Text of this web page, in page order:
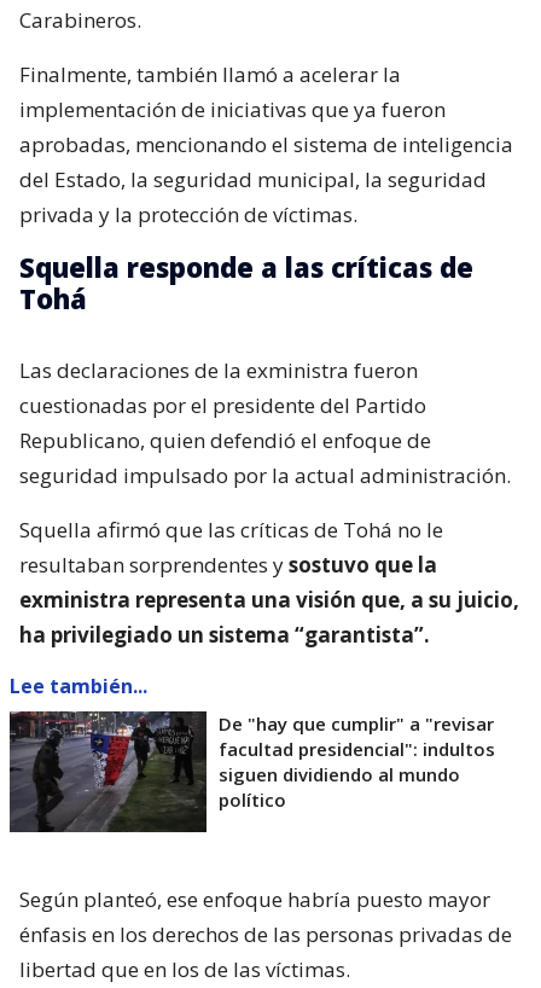
Carabineros.
Finalmente, también llamó a acelerar la
implementación de iniciativas que ya fueron
aprobadas, mencionando el sistema de inteligencia
del Estado, la seguridad municipal, la seguridad
privada y la protección de víctimas.
Squella responde a las críticas de
Tohá
Las declaraciones de la exministra fueron
cuestionadas por el presidente del Partido
Republicano, quien defendió el enfoque de
seguridad impulsado por la actual administración.
Squella afirmó que las críticas de Tohá no le
resultaban sorprendentes ysostuvo que la
exministra representa una visión que, a su juicio,
ha privilegiado un sistema “garantista”.
Lee también...
De "hay que cumplir" a "revisar
facultad presidencial": indultos
siguen dividiendo al mundo
político
Según planteó, ese enfoque habría puesto mayor
énfasis en los derechos de las personas privadas de
libertad que en los de las víctimas.